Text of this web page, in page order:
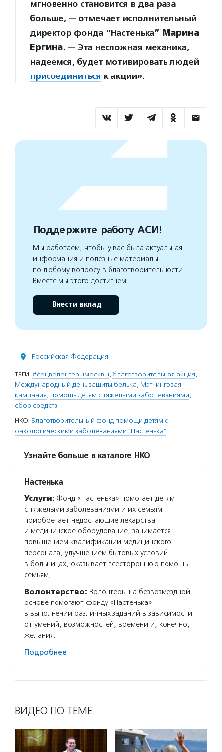
мгновенно становится в два раза
больше, — отмечает исполнительный
директор фонда ”Настенька” Марина
Ергина. — Эта несложная механика,
надеемся, будет мотивировать людей
присоединиться к акции».
Поддержите работу АСИ!
Мы работаем, чтобы у вас была актуальная
информация и полезные материалы
по любому вопросу в благотворительности.
Вместе мы этого достигнем
Внести вклад
Российская Федерация
ТЕГИ: #соцволонтерымосквы, благотворительная акция,
Международный день защиты белька, Мэтчинговая
кампания, помощь детям с тяжелыми заболеваниями,
сбор средств
НКО: Благотворительный фонд помощи детям с
онкологическими заболеваниями "Настенька"
Узнайте больше в каталоге НКО
Настенька
Услуги: Фонд «Настенька» помогает детям
с тяжелыми заболеваниями и их семьям:
приобретает недостающие лекарства
и медицинское оборудование, занимается
повышением квалификации медицинского
персонала, улучшением бытовых условий
в больницах, оказывает всестороннюю помощь
семьям,…
Волонтерство: Волонтеры на безвозмездной
основе помогают фонду «Настенька»
в выполнении различных заданий в зависимости
от умений, возможностей, времени и, конечно,
желания.
Подробнее
ВИДЕО ПО ТЕМЕ